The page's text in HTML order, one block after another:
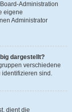
Administration
eigene
Administrator
dargestellt?
verschiedene
identifizieren sind.
dient die